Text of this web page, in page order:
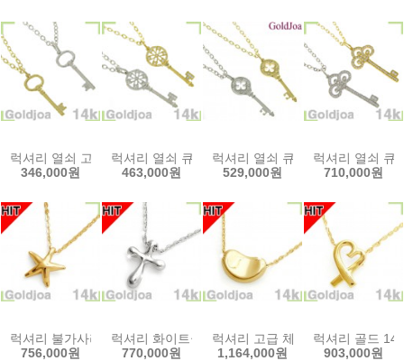
럭셔리 열쇠 고급 14k메달(ju-c136)14k팬던트 목걸이 골드조아
346,000원
럭셔리 열쇠 큐빅 고급 14k메달(ju-c135)14k팬던트
463,000원
럭셔리 열쇠 큐빅 고급 14k메달
529,000원
럭셔리 열쇠 큐
710,000원
럭셔리 불가사리 별 14k목걸이(ju-c84) 14k목걸이 골드조아
756,000원
럭셔리 화이트골드 십자가 14k목걸이 (ju-c90)14k
770,000원
럭셔리 고급 체인 14k목걸이(ju-
1,164,000원
럭셔리 골드
903,000원